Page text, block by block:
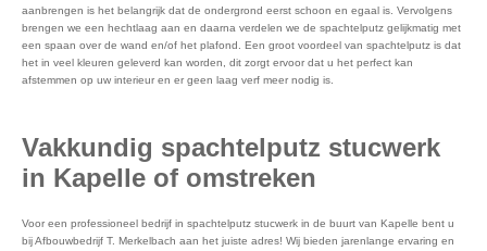
aanbrengen is het belangrijk dat de ondergrond eerst schoon en egaal is. Vervolgens
brengen we een hechtlaag aan en daarna verdelen we de spachtelputz gelijkmatig met
een spaan over de wand en/of het plafond. Een groot voordeel van spachtelputz is dat
het in veel kleuren geleverd kan worden, dit zorgt ervoor dat u het perfect kan
afstemmen op uw interieur en er geen laag verf meer nodig is.
Vakkundig spachtelputz stucwerk
in Kapelle of omstreken
Voor een professioneel bedrijf in spachtelputz stucwerk in de buurt van Kapelle bent u
bij Afbouwbedrijf T. Merkelbach aan het juiste adres! Wij bieden jarenlange ervaring en